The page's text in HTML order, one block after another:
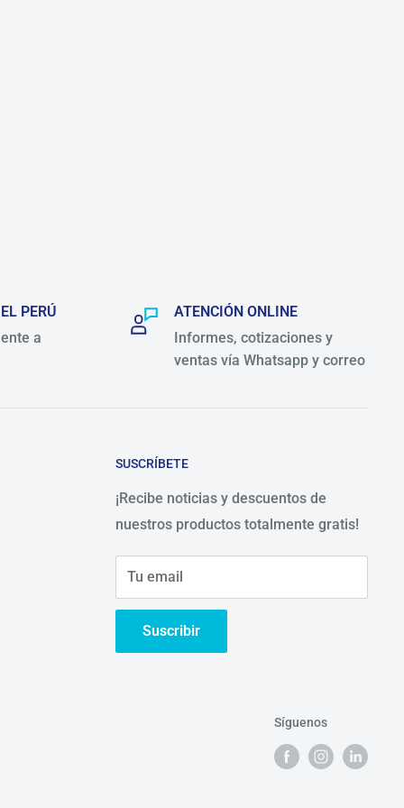
PERÚ
a
ATENCIÓN ONLINE
Informes, cotizaciones y
ventas vía Whatsapp y correo
SUSCRÍBETE
¡Recibe noticias y descuentos de
nuestros productos totalmente gratis!
Tu email
Suscribir
Síguenos